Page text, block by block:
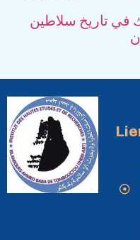
في تاريخ سلاطين